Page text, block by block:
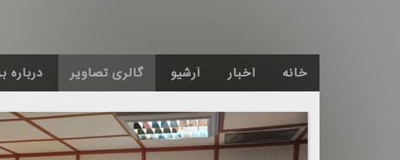
خانه اخبار آرشیو گالری تصاویر درباره